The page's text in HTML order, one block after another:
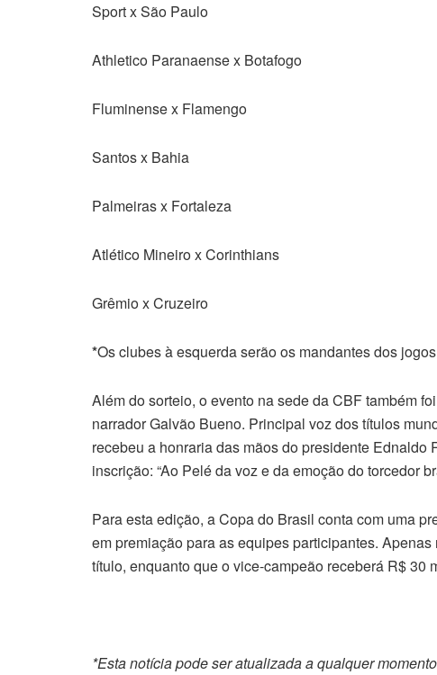
Sport x São Paulo
Athletico Paranaense x Botafogo
Fluminense x Flamengo
Santos x Bahia
Palmeiras x Fortaleza
Atlético Mineiro x Corinthians
Grêmio x Cruzeiro
*Os clubes à esquerda serão os mandantes dos
Além do sorteio, o evento na sede da CBF também
narrador Galvão Bueno. Principal voz dos títulos
recebeu a honraria das mãos do presidente
inscrição: “Ao Pelé da voz e da emoção do torcedor
Para esta edição, a Copa do Brasil conta com uma
em premiação para as equipes participantes.
título, enquanto que o vice-campeão receberá R$ 30
*Esta notícia pode ser atualizada a qualquer momento